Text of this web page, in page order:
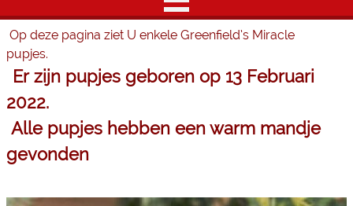
Op deze pagina ziet U enkele Greenfield’s Miracle
pupjes.
Er zijn pupjes geboren op 13 Februari
2022.
Alle pupjes hebben een warm mandje
gevonden